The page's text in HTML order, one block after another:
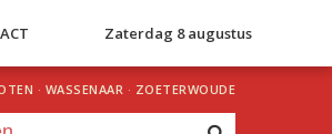
Zaterdag 8 augustus
· WASSENAAR · ZOETERWOUDE